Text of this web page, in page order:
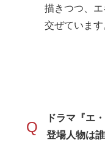
描きつつ、
交ぜています
Q
ドラマ『エ
登場人物は